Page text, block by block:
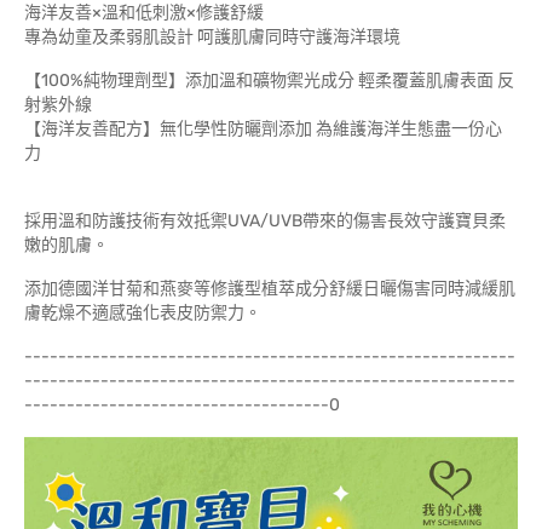
海洋友善×溫和低刺激×修護舒緩
專為幼童及柔弱肌設計 呵護肌膚同時守護海洋環境
【100%純物理劑型】添加溫和礦物禦光成分 輕柔覆蓋肌膚表面 反
射紫外線
【海洋友善配方】無化學性防曬劑添加 為維護海洋生態盡一份心
力
採用溫和防護技術有效抵禦UVA/UVB帶來的傷害長效守護寶貝柔
嫩的肌膚。
添加德國洋甘菊和燕麥等修護型植萃成分舒緩日曬傷害同時減緩肌
膚乾燥不適感強化表皮防禦力。
----------------------------------------------------------
----------------------------------------------------------
------------------------------------0